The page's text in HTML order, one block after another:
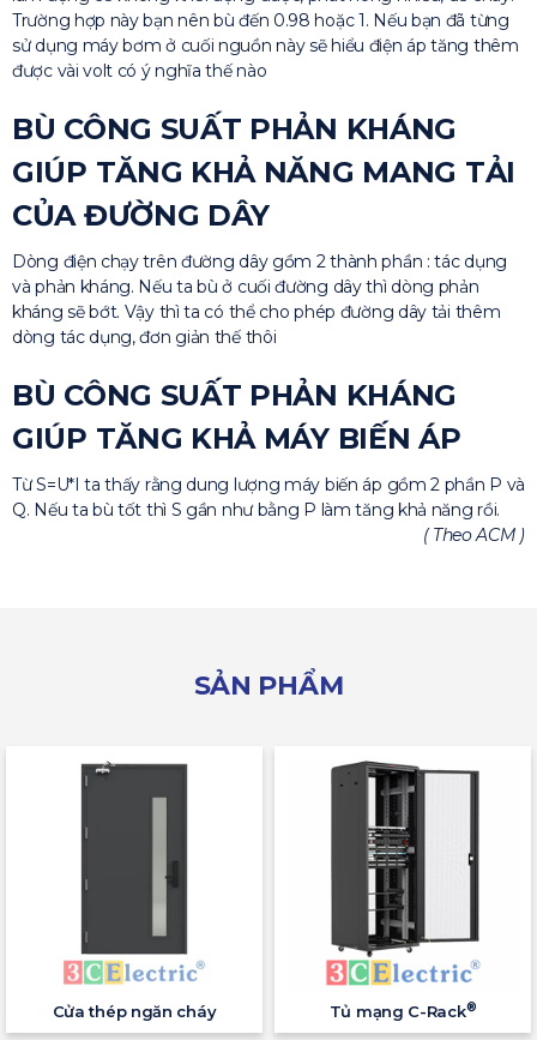
Trường hợp này bạn nên bù đến 0.98 hoặc 1. Nếu bạn đã từng
sử dụng máy bơm ở cuối nguồn này sẽ hiểu điện áp tăng thêm
được vài volt có ý nghĩa thế nào
BÙ CÔNG SUẤT PHẢN KHÁNG
GIÚP TĂNG KHẢ NĂNG MANG TẢI
CỦA ĐƯỜNG DÂY
Dòng điện chạy trên đường dây gồm 2 thành phần : tác dụng
và phản kháng. Nếu ta bù ở cuối đường dây thì dòng phản
kháng sẽ bớt. Vậy thì ta có thể cho phép đường dây tải thêm
dòng tác dụng, đơn giản thế thôi
BÙ CÔNG SUẤT PHẢN KHÁNG
GIÚP TĂNG KHẢ MÁY BIẾN ÁP
Từ S=U*I ta thấy rằng dung lượng máy biến áp gồm 2 phần P và
Q. Nếu ta bù tốt thì S gần như bằng P làm tăng khả năng rồi.
( Theo ACM )
SẢN PHẨM
Cửa thép ngăn cháy Tủ mạng C-Rack®